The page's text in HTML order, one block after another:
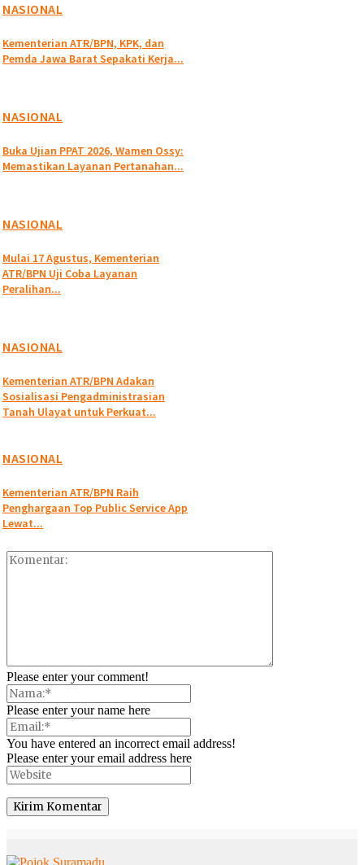
NASIONAL
Kementerian ATR/BPN, KPK, dan
Pemda Jawa Barat Sepakati Kerja...
NASIONAL
Buka Ujian PPAT 2026, Wamen Ossy:
Memastikan Layanan Pertanahan...
NASIONAL
Mulai 17 Agustus, Kementerian
ATR/BPN Uji Coba Layanan
Peralihan...
NASIONAL
Kementerian ATR/BPN Adakan
Sosialisasi Pengadministrasian
Tanah Ulayat untuk Perkuat...
NASIONAL
Kementerian ATR/BPN Raih
Penghargaan Top Public Service App
Lewat...
Please enter your comment!
Please enter your name here
You have entered an incorrect email address!
Please enter your email address here